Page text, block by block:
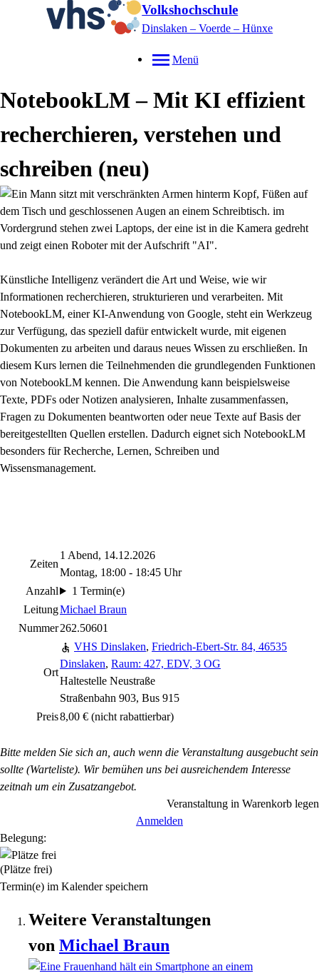
Volkshochschule
Dinslaken – Voerde – Hünxe
Menü
NotebookLM – Mit KI effizient
recherchieren, verstehen und
schreiben neu
Künstliche Intelligenz verändert die Art und Weise, wie wir
Informationen recherchieren, strukturieren und verarbeiten. Mit
NotebookLM, einer KI-Anwendung von Google, steht ein Werkzeug
zur Verfügung, das speziell dafür entwickelt wurde, mit eigenen
Dokumenten zu arbeiten und daraus neues Wissen zu erschließen. In
diesem Kurs lernen die Teilnehmenden die grundlegenden Funktionen
von NotebookLM kennen. Die Anwendung kann beispielsweise
Texte, PDFs oder Notizen analysieren, Inhalte zusammenfassen,
Fragen zu Dokumenten beantworten oder neue Texte auf Basis der
bereitgestellten Quellen erstellen. Dadurch eignet sich NotebookLM
besonders für Recherche, Lernen, Schreiben und
Wissensmanagement.
Zeiten
1 Abend, 14.12.2026
Montag, 18:00 - 18:45 Uhr
Anzahl
1 Termin(e)
LeitungMichael Braun
Nummer262.50601
Ort
VHS Dinslaken, Friedrich-Ebert-Str. 84, 46535
Dinslaken, Raum: 427, EDV, 3 OG
Haltestelle Neustraße
Straßenbahn 903, Bus 915
Preis8,00 € (nicht rabattierbar)
Bitte melden Sie sich an, auch wenn die Veranstaltung ausgebucht sein
sollte (Warteliste). Wir bemühen uns bei ausreichendem Interesse
zeitnah um ein Zusatzangebot.
Veranstaltung in Warenkorb legen
Anmelden
Belegung:
(Plätze frei)
Termin(e) im Kalender speichern
Weitere Veranstaltungen
von Michael Braun